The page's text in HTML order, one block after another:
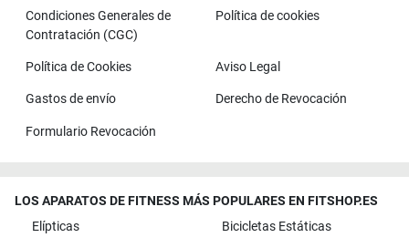
Condiciones Generales de
Contratación (CGC)
Política de cookies
Política de Cookies Aviso Legal
Gastos de envío Derecho de Revocación
Formulario Revocación
LOS APARATOS DE FITNESS MÁS POPULARES EN FITSHOP.ES
Elípticas
Bicicletas Estáticas